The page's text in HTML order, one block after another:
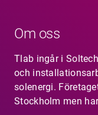
Om oss
Tlab ingår i
och
solenergi.
Stockholm men